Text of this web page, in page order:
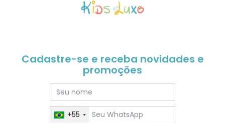
Cadastre-se e receba novidades e
promoções
+55